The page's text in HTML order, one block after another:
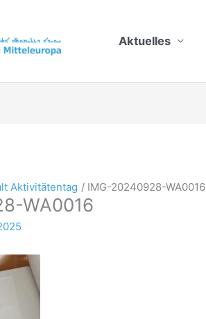
Aktuelles
Aktivitätentag IMG-20240928-WA0016
WA0016